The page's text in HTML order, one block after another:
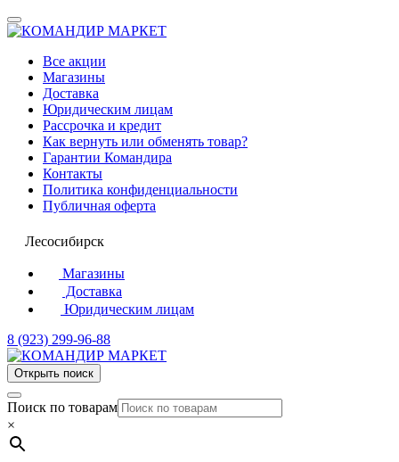
Все акции
Магазины
Доставка
Юридическим лицам
Рассрочка и кредит
Как вернуть или обменять товар?
Гарантии Командира
Контакты
Политика конфиденциальности
Публичная оферта
Лесосибирск
Магазины
Доставка
Юридическим лицам
8 (923) 299-96-88
Открыть поиск
Поиск по товарам
×